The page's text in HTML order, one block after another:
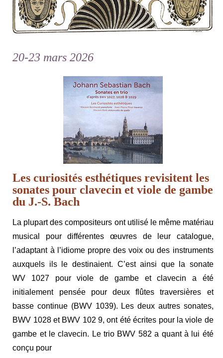
20-23 mars 2026
Les curiosités esthétiques revisitent les
sonates pour clavecin et viole de gambe
du J.-S. Bach
La plupart des compositeurs ont utilisé le même matériau
musical pour différentes œuvres de leur catalogue,
l’adaptant à l’idiome propre des voix ou des instruments
auxquels ils le destinaient. C’est ainsi que la sonate
WV 1027 pour viole de gambe et clavecin a été
initialement pensée pour deux flûtes traversières et
basse continue (BWV 1039). Les deux autres sonates,
BWV 1028 et BWV 102 9, ont été écrites pour la viole de
gambe et le clavecin. Le trio BWV 582 a quant à lui été
conçu pour